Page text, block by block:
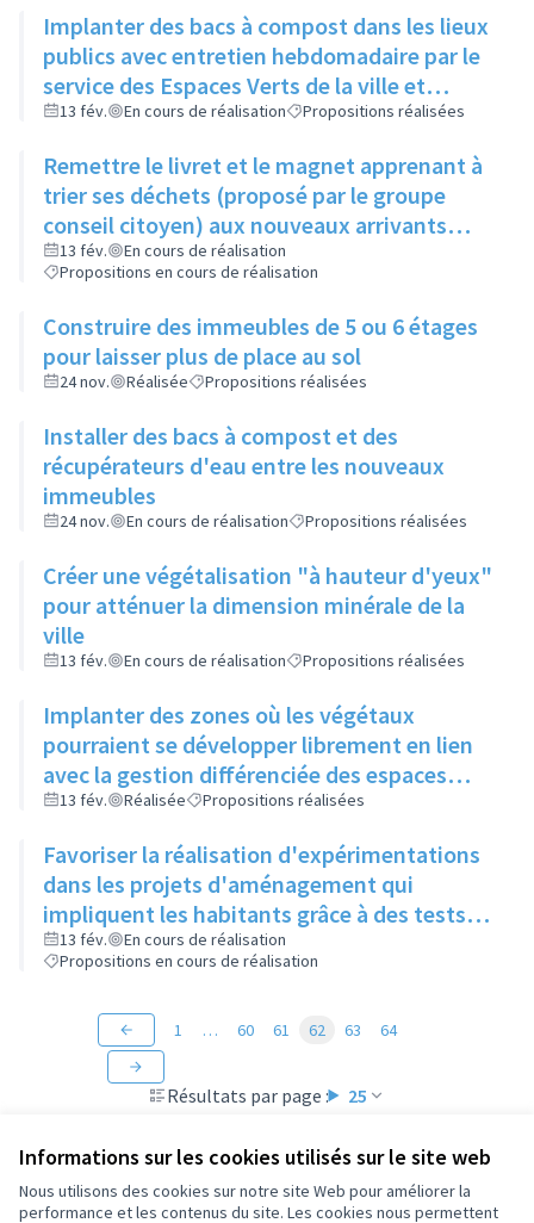
Informations sur les cookies utilisés sur le site web
Nous utilisons des cookies sur notre site Web pour améliorer la
performance et les contenus du site. Les cookies nous permettent
Implanter des bacs à compost dans les lieux
publics avec entretien hebdomadaire par le
service des Espaces Verts de la ville et
réutilisation du compost dans les ronds-
13 fév. En cours de réalisation Propositions réalisées
Remettre le livret et le magnet apprenant à
trier ses déchets (proposé par le groupe
conseil citoyen) aux nouveaux arrivants
dans le cadre de la visite de la ville
13 fév.
En cours de réalisation
Propositions en cours de réalisation
Construire des immeubles de 5 ou 6 étages
pour laisser plus de place au sol
24 nov. Réalisée Propositions réalisées
Installer des bacs à compost et des
récupérateurs d'eau entre les nouveaux
immeubles
24 nov. En cours de réalisation Propositions réalisées
Créer une végétalisation "à hauteur d'yeux"
pour atténuer la dimension minérale de la
ville
13 fév. En cours de réalisation Propositions réalisées
Implanter des zones où les végétaux
pourraient se développer librement en lien
avec la gestion différenciée des espaces
verts
13 fév. Réalisée Propositions réalisées
Favoriser la réalisation d'expérimentations
dans les projets d'aménagement qui
impliquent les habitants grâce à des tests
"grandeur nature" (mobilier, jeux, food-
truck...)
13 fév.
En cours de réalisation
Propositions en cours de réalisation
Résultats par page : 25
1 … 60 61 62 63 64
Conditions d'utilisation